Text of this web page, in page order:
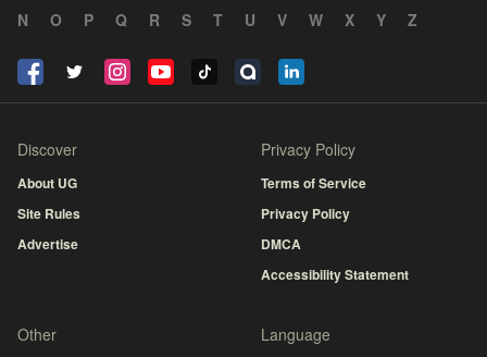
N
O P Q R S T U V W X Y Z
Discover
About UG
Site Rules
Advertise
Privacy Policy
Terms of Service
Privacy Policy
DMCA
Accessibility Statement
Other Language